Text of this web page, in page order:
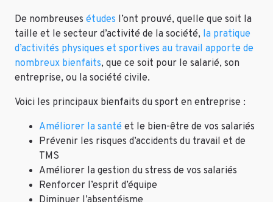
De nombreuses études l’ont prouvé, quelle que soit la
taille et le secteur d’activité de la société, la pratique
d’activités physiques et sportives au travail apporte de
nombreux bienfaits, que ce soit pour le salarié, son
entreprise, ou la société civile.
Voici les principaux bienfaits du sport en entreprise :
Améliorer la santé et le bien-être de vos salariés
Prévenir les risques d’accidents du travail et de
TMS
Améliorer la gestion du stress de vos salariés
Renforcer l’esprit d’équipe